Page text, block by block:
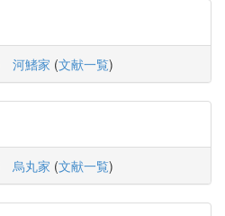
河鰭家 (文献一覧)
烏丸家 (文献一覧)